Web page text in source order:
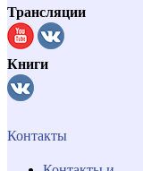
Трансляции
Книги
Контакты